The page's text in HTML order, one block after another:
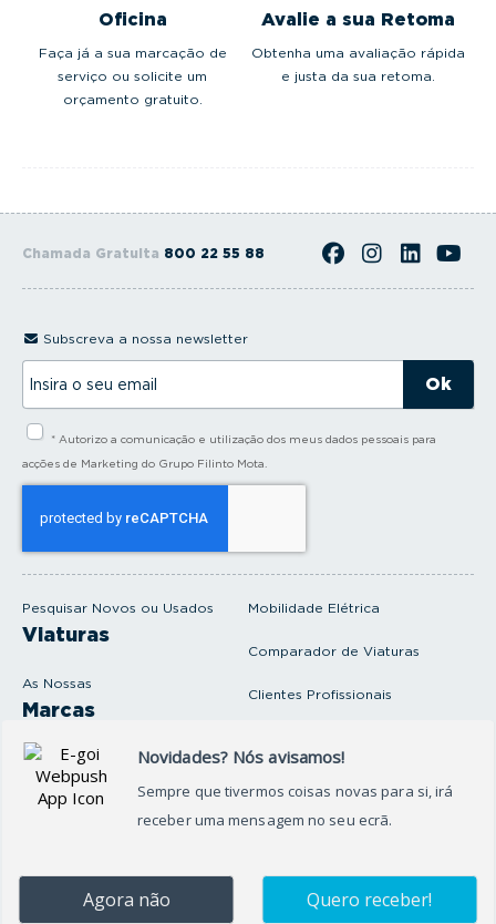
Oficina
Faça já a sua marcação de
serviço ou solicite um
orçamento gratuito.
Avalie a sua Retoma
Obtenha uma avaliação rápida
e justa da sua retoma.
Chamada Gratuita 800 22 55 88
Pesquisar Novos ou Usados
Viaturas
As Nossas
Marcas
Produtos e serviços
Oficina
Onde Estamos
Mobilidade Elétrica
Comparador de Viaturas
Clientes Profissionais
Seguros Protector
Artigos e Notícias
Subscreva a nossa newsletter
s
l
* Autorizo a comunicação e utilização dos meus dados pessoais para
acções de Marketing do Grupo Filinto Mota.